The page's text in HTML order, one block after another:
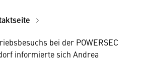
bei der POWERSEC
informierte sich Andrea